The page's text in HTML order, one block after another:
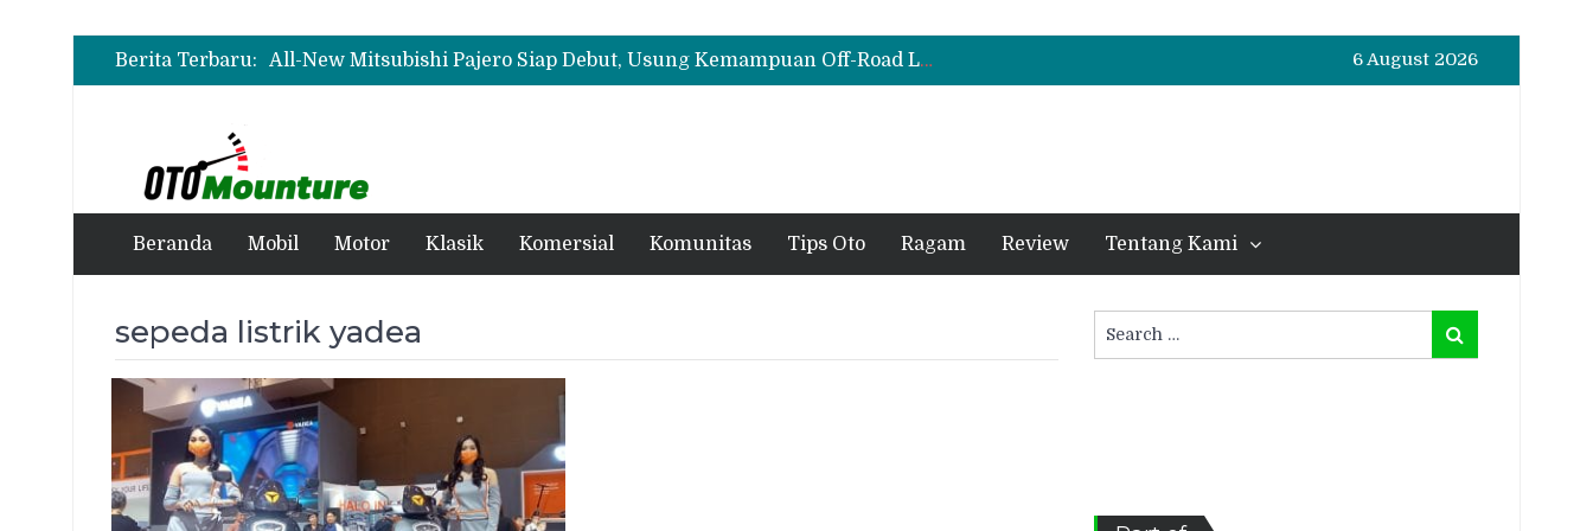
Berita Terbaru:
Biaya Operasional Geely Starray EM-i Mulai Rp514 Ribu per Bulan, Jarak Tempuh Tembus 1.000 Km
All-New Mitsubishi Pajero Siap Debut, Usung Kemampuan Off-Road Lebih Tangguh
Wuling Tambah Varian New Cloud EV SE, Harga Mulai Rp299 Juta
6 August 2026
Beranda Mobil Motor Klasik Komersial Komunitas Tips Oto Ragam Review Tentang Kami
sepeda listrik yadea
for:
Search